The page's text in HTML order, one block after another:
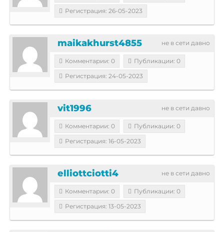
Регистрация: 26-05-2023
не в сети давно
maikakhurst4855
Комментарии: 0
Публикации: 0
Регистрация: 24-05-2023
не в сети давно
vit1996
Комментарии: 0
Публикации: 0
Регистрация: 16-05-2023
не в сети давно
elliottciotti4
Комментарии: 0
Публикации: 0
Регистрация: 13-05-2023